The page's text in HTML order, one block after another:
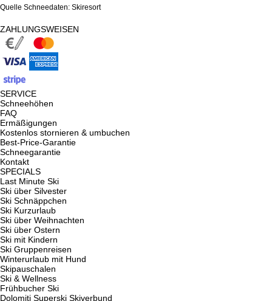
Quelle Schneedaten: Skiresort
ZAHLUNGSWEISEN
SERVICE
Schneehöhen
FAQ
Ermäßigungen
Kostenlos stornieren & umbuchen
Best-Price-Garantie
Schneegarantie
Kontakt
SPECIALS
Last Minute Ski
Ski über Silvester
Ski Schnäppchen
Ski Kurzurlaub
Ski über Weihnachten
Ski über Ostern
Ski mit Kindern
Ski Gruppenreisen
Winterurlaub mit Hund
Skipauschalen
Ski & Wellness
Frühbucher Ski
Dolomiti Superski Skiverbund